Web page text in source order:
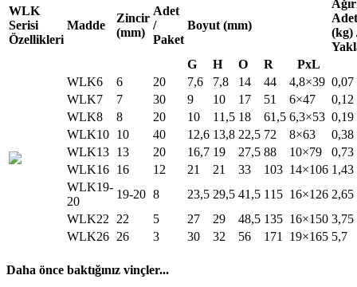
WLK
Serisi
Özellikleri
Madde
Zincir
(mm)
Adet
/
Paket
Boyut (mm)
Adet
(kg)
G
H O R
PxL
WLK6
6 20 7,6 7,8 14 44 4,8×39 0,07
WLK7
7 30 9 10 17 51 6×47
0,12
WLK8
8 20 10 11,5 18 61,5 6,3×53 0,19
WLK10 10 40 12,6 13,8 22,5 72 8×63
0,38
WLK13 13 20 16,7 19 27,5 88 10×79
0,73
WLK16 16 12 21 21 33 103 14×106 1,43
WLK19-
20
19-20 8 23,5 29,5 41,5 115 16×126 2,65
WLK22
22 5 27 29 48,5 135 16×150 3,75
WLK26 26 3 30 32 56 171 19×165 5,7
Daha önce baktığınız vinçler...